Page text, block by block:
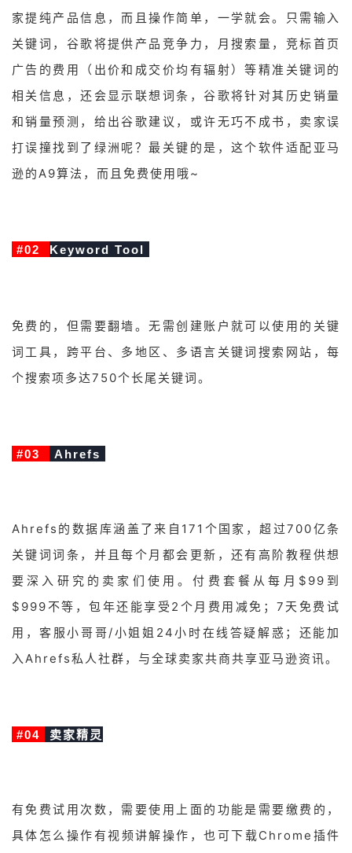
家提纯产品信息，而且操作简单，一学就会。只需输入
关键词，谷歌将提供产品竞争力，月搜索量，竞标首页
广告的费用（出价和成交价均有辐射）等精准关键词的
相关信息，还会显示联想词条，谷歌将针对其历史销量
和销量预测，给出谷歌建议，或许无巧不成书，卖家误
打误撞找到了绿洲呢？最关键的是，这个软件适配亚马
逊的A9算法，而且免费使用哦~
#02 Keyword Tool
免费的，但需要翻墙。无需创建账户就可以使用的关键
词工具，跨平台、多地区、多语言关键词搜索网站，每
个搜索项多达750个长尾关键词。
#03 Ahrefs
Ahrefs的数据库涵盖了来自171个国家，超过700亿条
关键词词条，并且每个月都会更新，还有高阶教程供想
要深入研究的卖家们使用。付费套餐从每月$99到
$999不等，包年还能享受2个月费用减免；7天免费试
用，客服小哥哥/小姐姐24小时在线答疑解惑；还能加
入Ahrefs私人社群，与全球卖家共商共享亚马逊资讯。
#04 卖家精灵
有免费试用次数，需要使用上面的功能是需要缴费的，
具体怎么操作有视频讲解操作，也可下载Chrome插件